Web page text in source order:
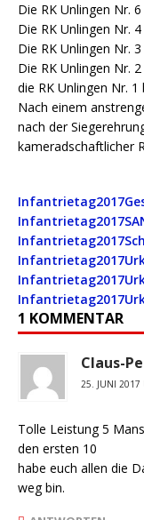
Die RK Unlingen Nr.
Die RK Unlingen Nr.
Die RK Unlingen Nr.
Die RK Unlingen Nr.
die RK Unlingen Nr.
Nach einem
nach der
kameradschaftlicher
1 KOMMENTAR
Claus-
25. JUNI 2017
Tolle Leistung 5
den ersten 10
habe euch allen die
weg bin.